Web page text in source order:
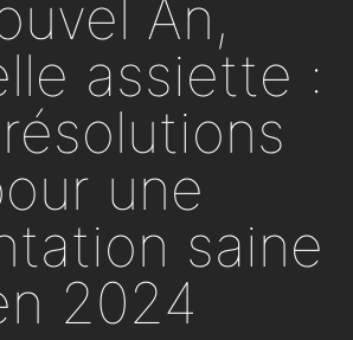
An,
assiette :
une
saine
2024